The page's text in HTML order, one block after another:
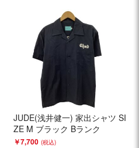
JUDE(浅井健一) 家出シャツ SI
ZE M ブラック Bランク
￥7,700